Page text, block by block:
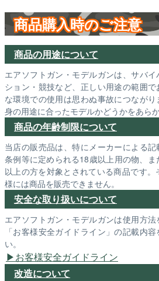
商品購入時のご注意
商品の用途について
エアソフトガン・モデルガンは、サバ
ション・競技など、正しい用途の範囲
な環境での使用は思わぬ事故につなが
身の用途に合ったモデルかどうかをあら
商品の年齢制限について
当店の販売品は、特にメーカーによる
条例等に定められる18歳以上用の物、
以上の方を対象とされている商品です
様には商品を販売できません。
安全な取り扱いについて
エアソフトガン・モデルガンは使用方法
「お客様安全ガイドライン」の記載内
い。
お客様安全ガイドライン
改造について